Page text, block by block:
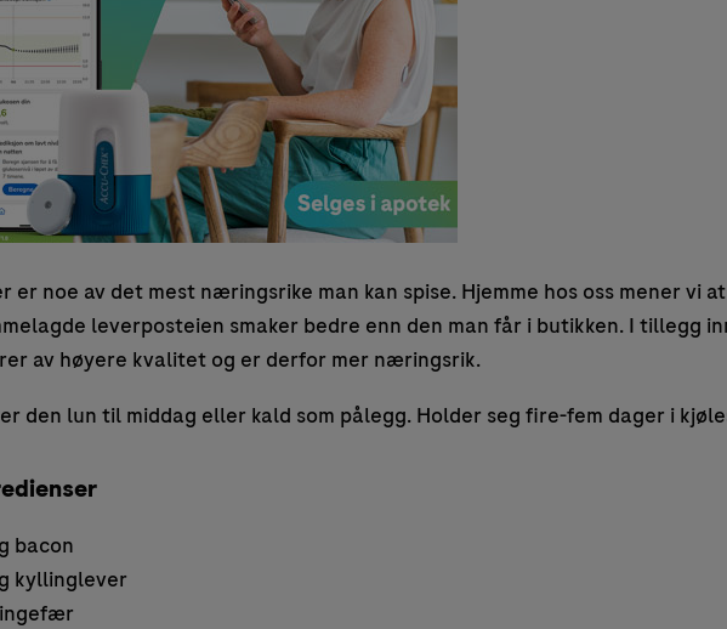
er noe av det mest næringsrike man kan spise. Hjemme hos oss mener vi
leverposteien smaker bedre enn den man får i butikken. I tillegg
av høyere kvalitet og er derfor mer næringsrik.
den lun til middag eller kald som pålegg. Holder seg fire-fem dager i
bacon
kyllinglever